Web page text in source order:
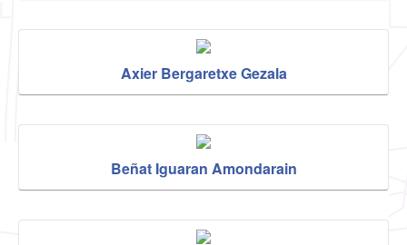
Axier Bergaretxe Gezala
Beñat Iguaran Amondarain